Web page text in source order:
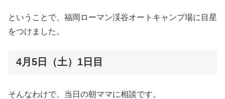
ということで、福岡ローマン渓谷オートキャンプ場に目星
をつけました。
4月5日（土）1日目
そんなわけで、当日の朝ママに相談です。